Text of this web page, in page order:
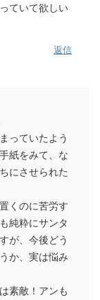
ていて欲しい
返信
っていたよう
紙をみて、な
にさせられた
くのに苦労す
純粋にサンタ
が、今後どう
か、実は悩み
素敵！アンも